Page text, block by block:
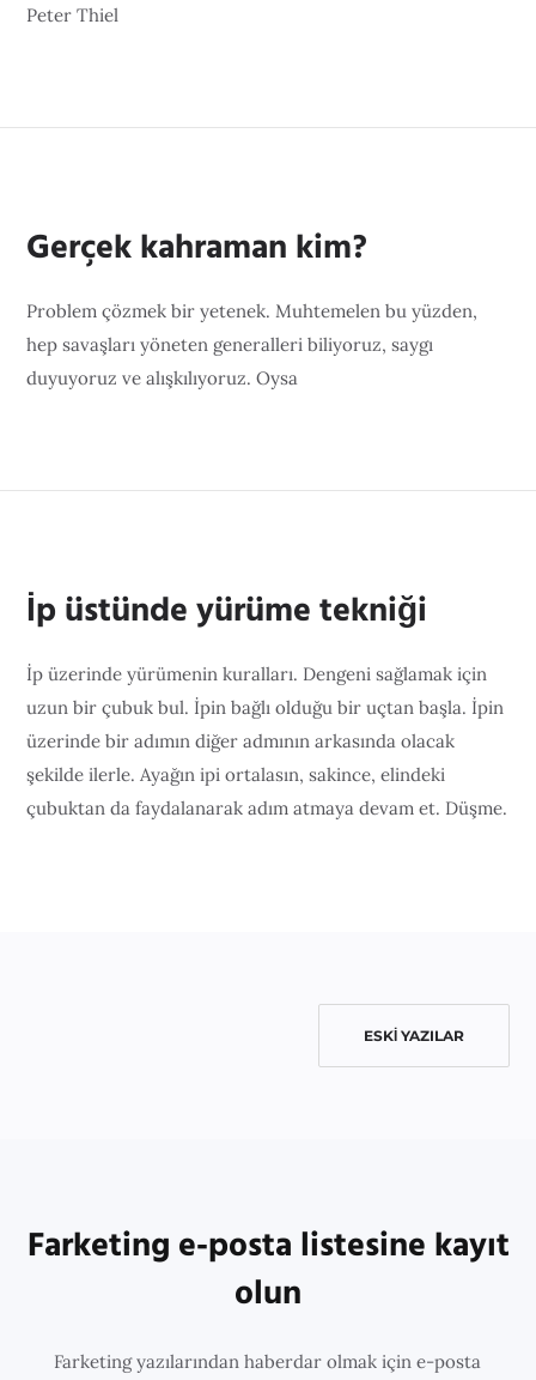
Peter Thiel
Gerçek kahraman kim?
Problem çözmek bir yetenek. Muhtemelen bu yüzden,
hep savaşları yöneten generalleri biliyoruz, saygı
duyuyoruz ve alışkılıyoruz. Oysa
İp üstünde yürüme tekniği
İp üzerinde yürümenin kuralları. Dengeni sağlamak için
uzun bir çubuk bul. İpin bağlı olduğu bir uçtan başla. İpin
üzerinde bir adımın diğer admının arkasında olacak
şekilde ilerle. Ayağın ipi ortalasın, sakince, elindeki
çubuktan da faydalanarak adım atmaya devam et. Düşme.
ESKI YAZILAR
Farketing e-posta listesine kayıt
olun
Farketing yazılarından haberdar olmak için e-posta